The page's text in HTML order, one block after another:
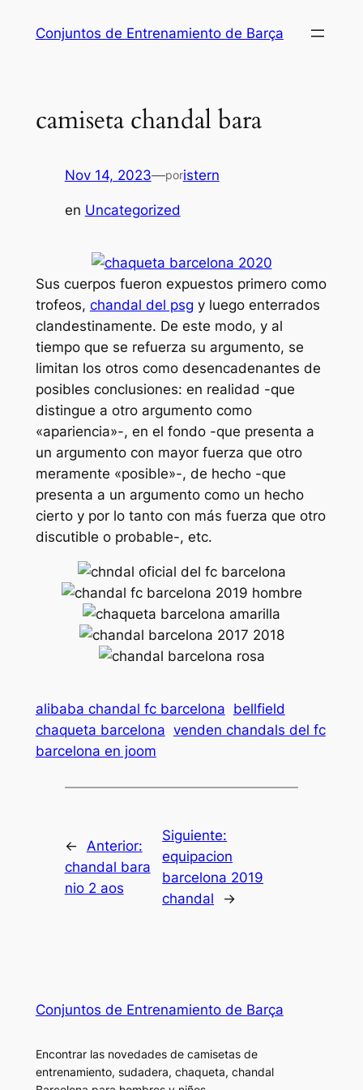
Conjuntos de Entrenamiento de Barça
camiseta chandal bara
Nov 14, 2023—poristern
en Uncategorized
Sus cuerpos fueron expuestos primero como
trofeos, chandal del psg y luego enterrados
clandestinamente. De este modo, y al
tiempo que se refuerza su argumento, se
limitan los otros como desencadenantes de
posibles conclusiones: en realidad -que
distingue a otro argumento como
«apariencia»-, en el fondo -que presenta a
un argumento con mayor fuerza que otro
meramente «posible»-, de hecho -que
presenta a un argumento como un hecho
cierto y por lo tanto con más fuerza que otro
discutible o probable-, etc.
alibaba chandal fc barcelona bellfield
chaqueta barcelona venden chandals del fc
barcelona en joom
←
Anterior:
chandal bara
nio 2 aos
Siguiente:
equipacion
barcelona 2019
chandal
→
Conjuntos de Entrenamiento de Barça
Encontrar las novedades de camisetas de
entrenamiento, sudadera, chaqueta, chandal